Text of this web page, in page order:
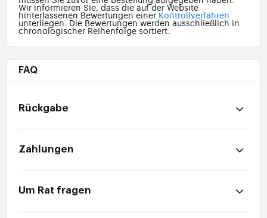
Wir informieren Sie, dass die auf der Website
hinterlassenen Bewertungen einer Kontrollverfahren
unterliegen. Die Bewertungen werden ausschließlich in
chronologischer Reihenfolge sortiert.
FAQ
Rückgabe
Zahlungen
Um Rat fragen